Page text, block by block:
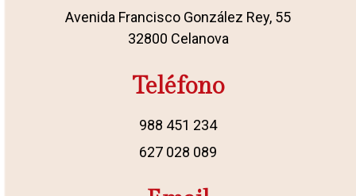
Avenida Francisco González Rey, 55
32800 Celanova
Teléfono
988 451 234
627 028 089